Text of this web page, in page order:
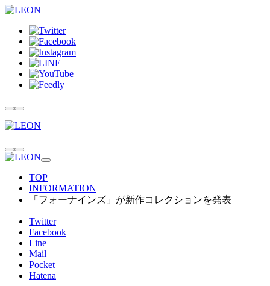
TOP
INFORMATION
「フォーナインズ」が新作コレクションを発表
Twitter
Facebook
Line
Mail
Pocket
Hatena